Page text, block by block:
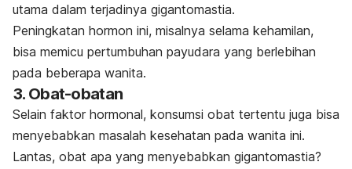
utama dalam terjadinya gigantomastia.
Peningkatan hormon ini, misalnya selama kehamilan,
bisa memicu pertumbuhan payudara yang berlebihan
pada beberapa wanita.
3. Obat-obatan
Selain faktor hormonal, konsumsi obat tertentu juga bisa
menyebabkan masalah kesehatan pada wanita ini.
Lantas, obat apa yang menyebabkan gigantomastia?